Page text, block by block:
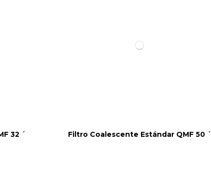
32 ´ Filtro Coalescente Estándar QMF 50 ´